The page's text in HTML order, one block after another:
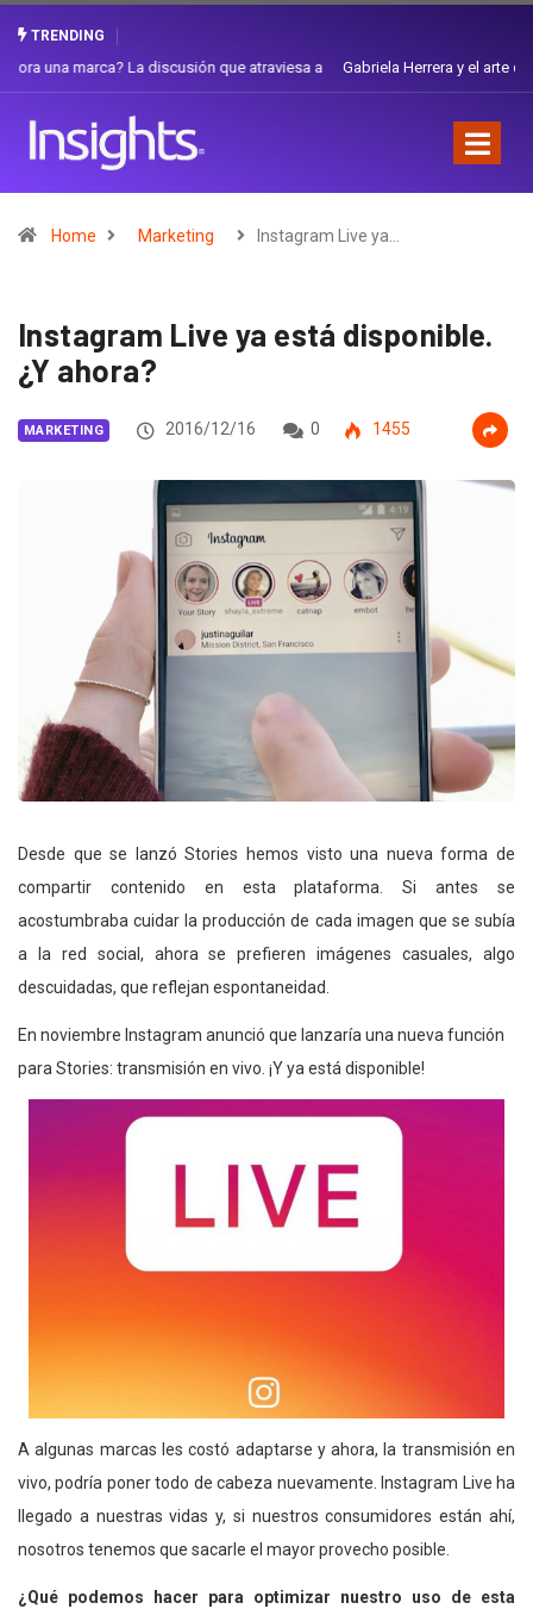
TRENDING
Gabriela Herrera y el arte de cambiarse el sombrero en Corporación
Home Marketing Instagram Live ya…
Instagram Live ya está disponible.
¿Y ahora?
MARKETING 2016/12/16 0 1455
Desde que se lanzó Stories hemos visto una nueva forma de
compartir contenido en esta plataforma. Si antes se
acostumbraba cuidar la producción de cada imagen que se subía
a la red social, ahora se prefieren imágenes casuales, algo
descuidadas, que reflejan espontaneidad.
En noviembre Instagram anunció que lanzaría una nueva función
para Stories: transmisión en vivo. ¡Y ya está disponible!
A algunas marcas les costó adaptarse y ahora, la transmisión en
vivo, podría poner todo de cabeza nuevamente. Instagram Live ha
llegado a nuestras vidas y, si nuestros consumidores están ahí,
nosotros tenemos que sacarle el mayor provecho posible.
¿Qué podemos hacer para optimizar nuestro uso de esta